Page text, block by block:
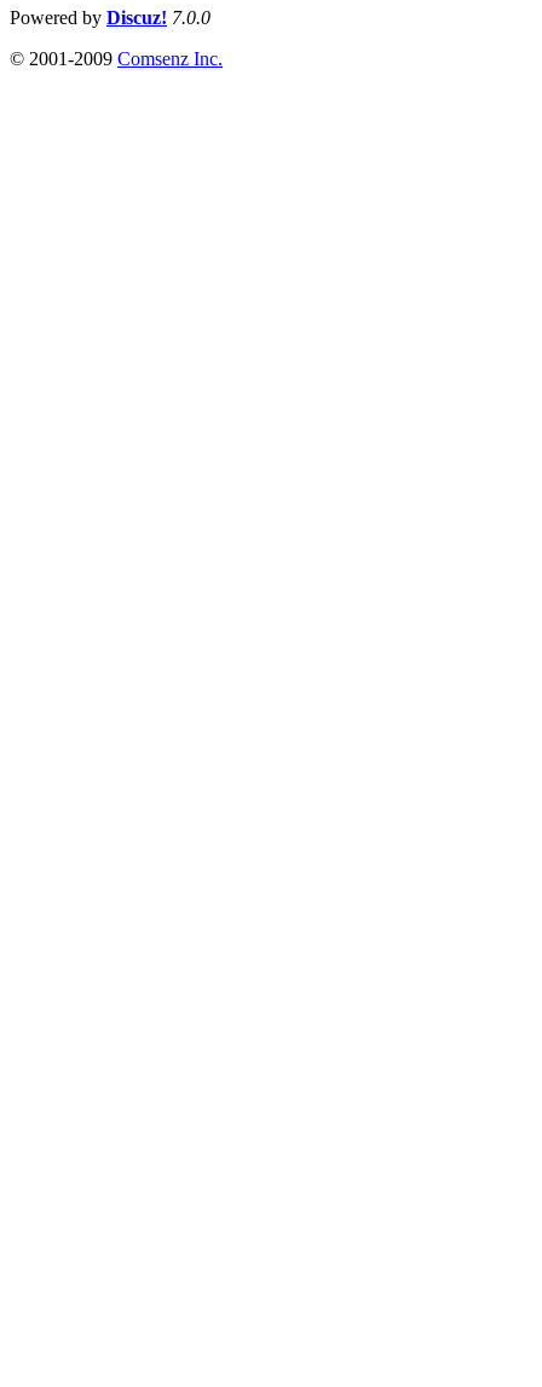
Powered by Discuz! 7.0.0
© 2001-2009 Comsenz Inc.